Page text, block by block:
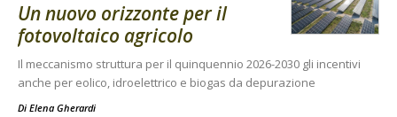
Un nuovo orizzonte per il
fotovoltaico agricolo
Il meccanismo struttura per il quinquennio 2026-2030 gli incentivi
anche per eolico, idroelettrico e biogas da depurazione
Di Elena Gherardi